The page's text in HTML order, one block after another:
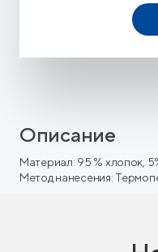
Описание
Материал: 95 % хлопок,
Метод нанесения: